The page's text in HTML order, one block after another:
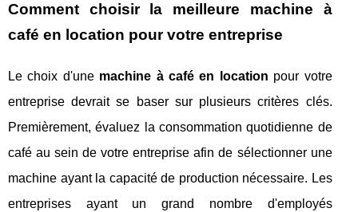
Comment choisir la meilleure machine à
café en location pour votre entreprise
Le choix d'une machine à café en location pour votre
entreprise devrait se baser sur plusieurs critères clés.
Premièrement, évaluez la consommation quotidienne de
café au sein de votre entreprise afin de sélectionner une
machine ayant la capacité de production nécessaire. Les
entreprises ayant un grand nombre d'employés